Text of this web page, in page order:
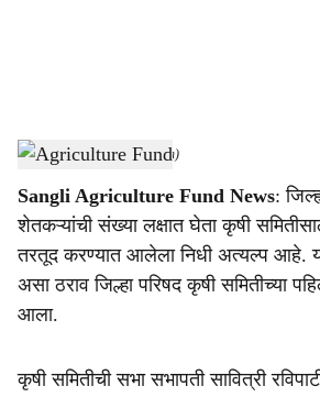
a
r
e
Agriculture Fund-(Agrowon)
Sangli Agriculture Fund News:
शेतकऱ्यांची संख्या लक्षात घेता कृषी
तरतूद करण्यात आलेला निधी अत्यल्प आहे.
असा ठराव जिल्हा परिषद कृषी समितीच्या
आला.
कृषी समितीची सभा सभापती सावित्री